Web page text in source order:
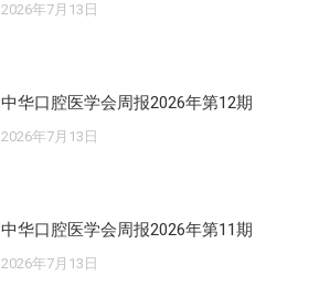
2026年7月13日
中华口腔医学会周报2026年第12期
2026年7月13日
中华口腔医学会周报2026年第11期
2026年7月13日